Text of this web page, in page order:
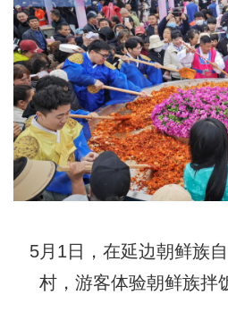
5月1日，在延边朝鲜族
村，游客体验朝鲜族拌